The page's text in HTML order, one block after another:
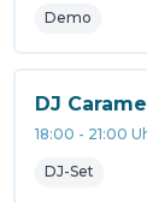
Demo
DJ
18:00 - 21:00
DJ-Set